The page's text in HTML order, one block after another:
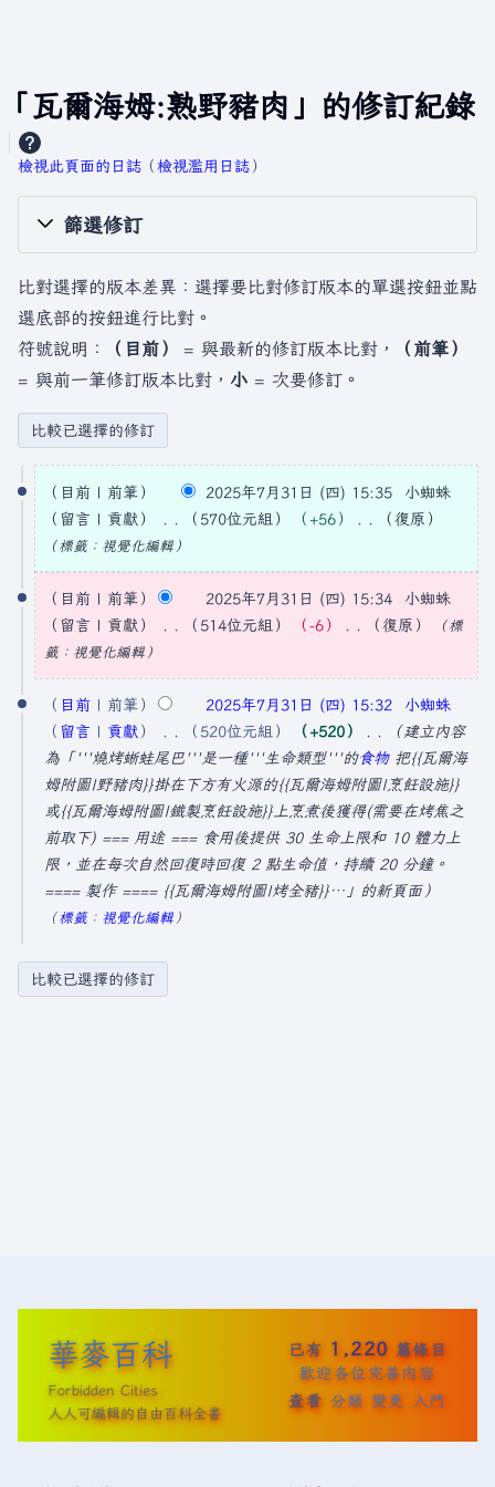
「瓦爾海姆:熟野豬肉」的修訂紀錄
檢視此頁面的日誌 ​（檢視濫用日誌）
篩選修訂
比對選擇的版本差異：選擇要比對修訂版本的單選按鈕並點
選底部的按鈕進行比對。
符號說明：
（目前） = 與最新的修訂版本比對，
（前筆）
= 與前一筆修訂版本比對， 小 = 次要修訂。
2
年
月
3
目前 前筆 2025年7月31日 (四) 15:35
小蜘蛛
留言
貢獻 570位元組
+56
無
編
輯
摘
要
復原
標籤： 視覺化編輯
目前 前筆 2025年7月31日 (四) 15:34
小蜘蛛
留言
貢獻 514位元組
−6
無
編
輯
摘
要
復原
標
籤： 視覺化編輯
目前 前筆 2025年7月31日 (四) 15:32
小蜘蛛
留言
貢獻 520位元組 +520
建立內容
為「'''燒烤蜥蛙尾巴'''是一種'''生命類型'''的食物把{{瓦爾海
姆附圖|野豬肉}}掛在下方有火源的{{瓦爾海姆附圖|烹飪設施}}
或{{瓦爾海姆附圖|鐵製烹飪設施}}上烹煮後獲得(需要在烤焦之
前取下) === 用途 === 食用後提供 30 生命上限和 10 體力上
限，並在每次自然回復時回復 2 點生命值，持續 20 分鐘。
==== 製作 ==== {{瓦爾海姆附圖|烤全豬}}…」的新頁面
標籤： 視覺化編輯
華麥百科
Forbidden Cities
人人可編輯的自由百科全書
已有 1,220 篇條目
歡迎各位完善內容
查看 分類 變更 入門